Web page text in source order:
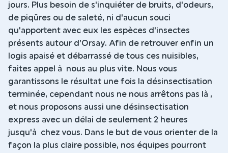
jours. Plus besoin de s'inquiéter de bruits, d'odeurs,
de piqûres ou de saleté, ni d'aucun souci
qu'apportent avec eux les espèces d'insectes
présents autour d’Orsay. Afin de retrouver enfin un
logis apaisé et débarrassé de tous ces nuisibles,
faites appel à nous au plus vite. Nous vous
garantissons le résultat une fois la désinsectisation
terminée, cependant nous ne nous arrêtons pas là ,
et nous proposons aussi une désinsectisation
express avec un délai de seulement 2 heures
jusqu'à chez vous. Dans le but de vous orienter de la
façon la plus claire possible, nos équipes pourront